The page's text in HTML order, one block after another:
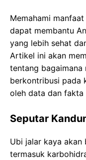
Memahami
dapat membantu
yang lebih sehat
Artikel ini akan
tentang
berkontribusi pada
oleh data dan fakta
Seputar
Ubi jalar kaya
termasuk